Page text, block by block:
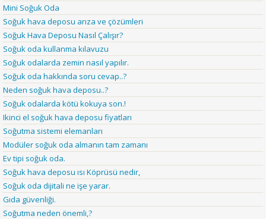
Mini Soğuk Oda
Soğuk hava deposu arıza ve çözümleri
Soğuk Hava Deposu Nasıl Çalışır?
Soğuk oda kullanma kılavuzu
Soğuk odalarda zemin nasıl yapılır.
Soğuk oda hakkında soru cevap..?
Neden soğuk hava deposu..?
Soğuk odalarda kötü kokuya son.!
Ikinci el soğuk hava deposu fiyatları
Soğutma sistemi elemanları
Modüler soğuk oda almanın tam zamanı
Ev tipi soğuk oda.
Soğuk hava deposu ısı Köprüsü nedir,
Soğuk oda dijitali ne işe yarar.
Gıda güvenliği.
Soğutma neden önemli,?